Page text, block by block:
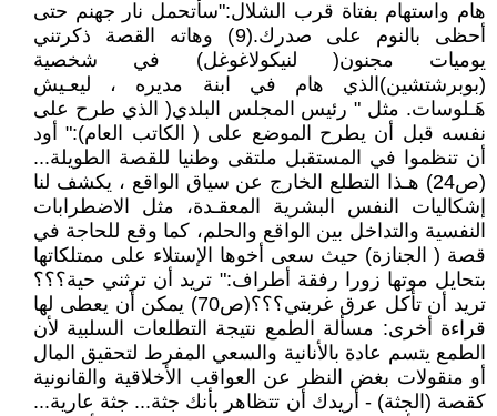
هام واستهام بفتاة قرب الشلال:"سأتحمل نار جهنم حتى
أحظى بالنوم على صدرك.(9) وهاته القصة ذكرتني
يوميات مجنون( لنيكولاغوغل) في شخصية
(بوبرشتشين)الذي هام في ابنة مديره ، ليعـيش
هَـلوسات. مثل " رئيس المجلس البلدي( الذي طرح على
نفسه قبل أن يطرح الموضع على ( الكاتب العام):" أود
أن تنظموا في المستقبل ملتقى وطنيا للقصة الطويلة...
(ص24) هـذا التطلع الخارج عن سياق الواقع ، يكشف لنا
إشكاليات النفس البشرية المعقـدة، مثل الاضطرابات
النفسية والتداخل بين الواقع والحلم، كما وقع للحاجة في
قصة ( الجنازة) حيث سعى أخوها الإستلاء على ممتلكاتها
بتحايل موتها زورا رفقة أطراف:" تريد أن ترثني حية؟؟؟
تريد أن تأكل عرق غربتي؟؟؟(ص70) يمكن أن يعطى لها
قراءة أخرى: مسألة الطمع نتيجة التطلعات السلبية لأن
الطمع يتسم عادة بالأنانية والسعي المفرط لتحقيق المال
أو منقولات بغض النظر عن العواقب الأخلاقية والقانونية
كقصة (الجثة) - أريدك أن تتظاهر بأنك جثة... جثة عارية...